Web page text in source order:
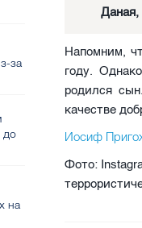
Напомним,
году.
родился
качестве
Иосиф
Фото:
за
до
на